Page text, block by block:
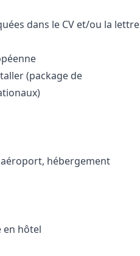
dans le CV et/ou la lettre
(package de
hébergement
en hôtel